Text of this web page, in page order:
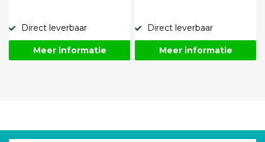
Direct leverbaar
Meer informatie
Direct leverbaar
Meer informatie